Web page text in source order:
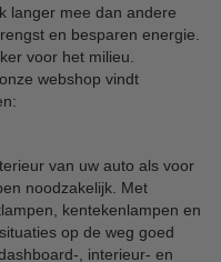
langer mee dan andere
en besparen energie.
voor het milieu.
webshop vindt
van uw auto als voor
noodzakelijk. Met
kentekenlampen en
op de weg goed
, interieur- en